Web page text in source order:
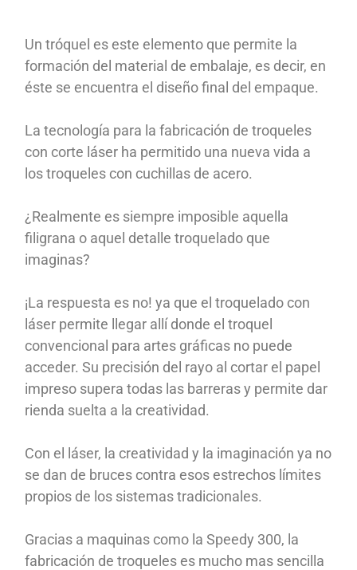
Un tróquel es este elemento que permite la
formación del material de embalaje, es decir, en
éste se encuentra el diseño final del empaque.
La tecnología para la fabricación de troqueles
con corte láser ha permitido una nueva vida a
los troqueles con cuchillas de acero.
¿Realmente es siempre imposible aquella
filigrana o aquel detalle troquelado que
imaginas?
¡La respuesta es no! ya que el troquelado con
láser permite llegar allí donde el troquel
convencional para artes gráficas no puede
acceder. Su precisión del rayo al cortar el papel
impreso supera todas las barreras y permite dar
rienda suelta a la creatividad.
Con el láser, la creatividad y la imaginación ya no
se dan de bruces contra esos estrechos límites
propios de los sistemas tradicionales.
Gracias a maquinas como la Speedy 300, la
fabricación de troqueles es mucho mas sencilla